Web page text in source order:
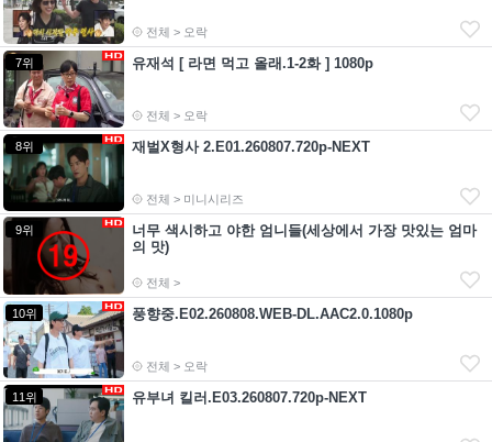
전체 > 오락
7위 유재석 [ 라면 먹고 올래.1-2화 ] 1080p
전체 > 오락
8위 재벌X형사 2.E01.260807.720p-NEXT
전체 > 미니시리즈
9위
너무 색시하고 야한 엄니들(세상에서 가장 맛있는 엄마
의 맛)
전체 >
10위 풍향중.E02.260808.WEB-DL.AAC2.0.1080p
전체 > 오락
11위 유부녀 킬러.E03.260807.720p-NEXT